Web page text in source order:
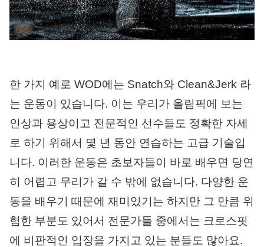
한 가지 예로 WOD에는 Snatch와 Clean&Jerk 라
는 운동이 있습니다. 이는 우리가 올림픽에 보는
인상과 용상이고 전문적인 선수들도 정확한 자세
로 하기 위해서 몇 년 동안 연습하는 고급 기술입
니다. 이러한 운동은 초보자들이 바로 배우면 당연
히 어렵고 무리가 갈 수 밖에 없습니다. 다양한 운
동을 배우기 때문에 재미있기는 하지만 그 만큼 위
험한 부분도 있어서 전문가들 중에서는 크로스핏
에 비판적인 입장을 가지고 있는 분들도 많아요.